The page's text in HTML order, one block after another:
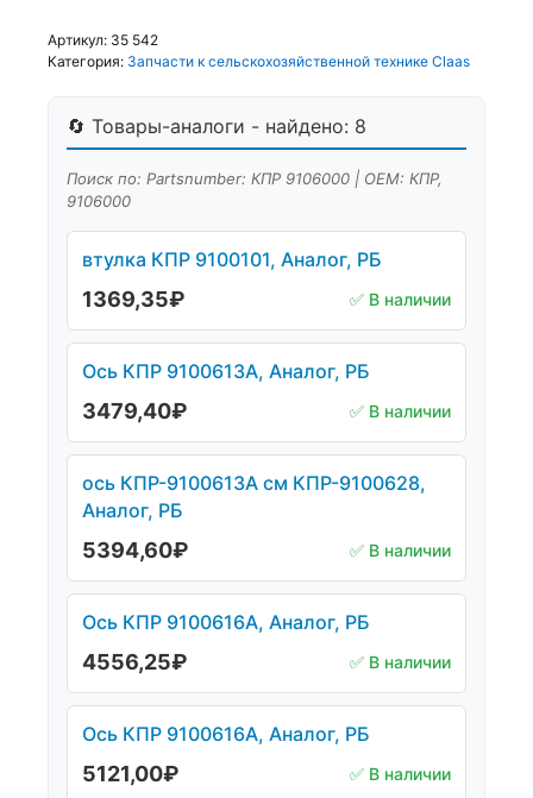
Артикул: 35 542
Категория: Запчасти к сельскохозяйственной технике Claas
🔄 Товары-аналоги - найдено: 8
Поиск по: Partsnumber: КПР 9106000 | OEM: КПР,
9106000
втулка КПР 9100101, Аналог, РБ
1369,35₽ ✅ В наличии
Ось КПР 9100613А, Аналог, РБ
3479,40₽ ✅ В наличии
ось КПР-9100613А см КПР-9100628,
Аналог, РБ
5394,60₽ ✅ В наличии
Ось КПР 9100616А, Аналог, РБ
4556,25₽ ✅ В наличии
Ось КПР 9100616А, Аналог, РБ
5121,00₽ ✅ В наличии